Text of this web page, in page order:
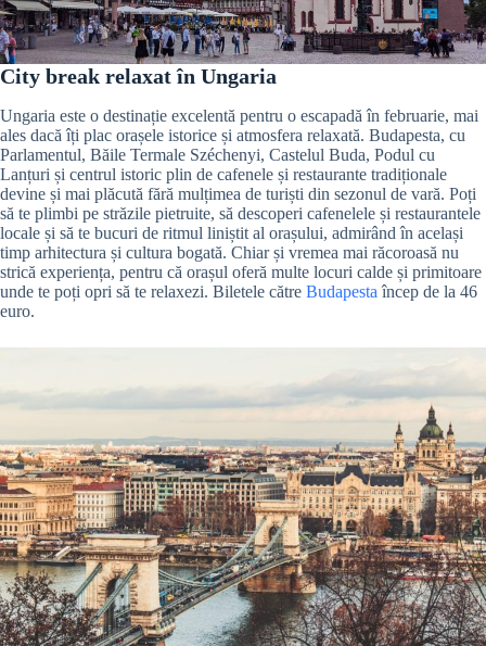
City break relaxat în Ungaria
Ungaria este o destinație excelentă pentru o escapadă în februarie, mai
ales dacă îți plac orașele istorice și atmosfera relaxată. Budapesta, cu
Parlamentul, Băile Termale Széchenyi, Castelul Buda, Podul cu
Lanțuri și centrul istoric plin de cafenele și restaurante tradiționale
devine și mai plăcută fără mulțimea de turiști din sezonul de vară. Poți
să te plimbi pe străzile pietruite, să descoperi cafenelele și restaurantele
locale și să te bucuri de ritmul liniștit al orașului, admirând în același
timp arhitectura și cultura bogată. Chiar și vremea mai răcoroasă nu
strică experiența, pentru că orașul oferă multe locuri calde și primitoare
unde te poți opri să te relaxezi. Biletele către Budapesta încep de la 46
euro.